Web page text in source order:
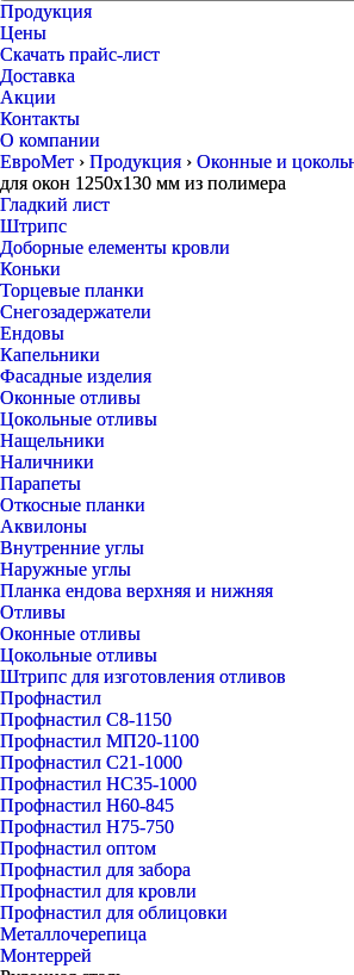
Продукция
Цены
Скачать прайс-лист
Доставка
Акции
Контакты
О компании
ЕвроМет › Продукция › Оконные и
для окон 1250х130 мм из полимера
Гладкий лист
Штрипс
Доборные елементы кровли
Коньки
Торцевые планки
Снегозадержатели
Ендовы
Капельники
Фасадные изделия
Оконные отливы
Цокольные отливы
Нащельники
Наличники
Парапеты
Откосные планки
Аквилоны
Внутренние углы
Наружные углы
Планка ендова верхняя и нижняя
Отливы
Оконные отливы
Цокольные отливы
Штрипс для изготовления отливов
Профнастил
Профнастил С8-1150
Профнастил МП20-1100
Профнастил С21-1000
Профнастил НС35-1000
Профнастил Н60-845
Профнастил Н75-750
Профнастил оптом
Профнастил для забора
Профнастил для кровли
Профнастил для облицовки
Металлочерепица
Монтеррей